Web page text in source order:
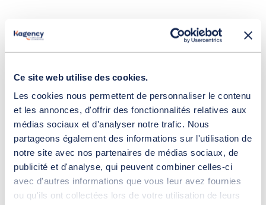
Ce site web utilise des cookies.
Les cookies nous permettent de personnaliser le contenu
et les annonces, d'offrir des fonctionnalités relatives aux
médias sociaux et d'analyser notre trafic. Nous
partageons également des informations sur l'utilisation de
notre site avec nos partenaires de médias sociaux, de
publicité et d'analyse, qui peuvent combiner celles-ci
avec d'autres informations que vous leur avez fournies
ou qu'ils ont collectées lors de votre utilisation de leurs
Campagne Google Ads SEA pour
Atlantique Rayonnages
15 juillet 2026